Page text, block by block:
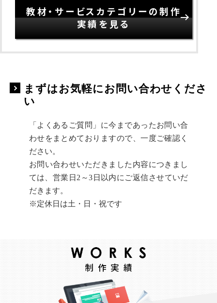
教材・サービスカテゴリーの制作
実績を見る
まずはお気軽にお問い合わせくださ
い
「よくあるご質問」に今まであったお問い合
わせをまとめておりますので、一度ご確認く
ださい。
お問い合わせいただきました内容につきまし
ては、営業日2～3日以内にご返信させていだ
だきます。
※定休日は土・日・祝です